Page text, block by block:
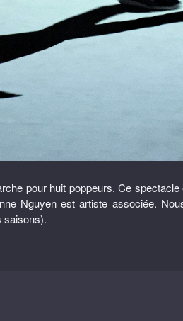
pour huit poppeurs. Ce
Nguyen est artiste associée.
saisons).